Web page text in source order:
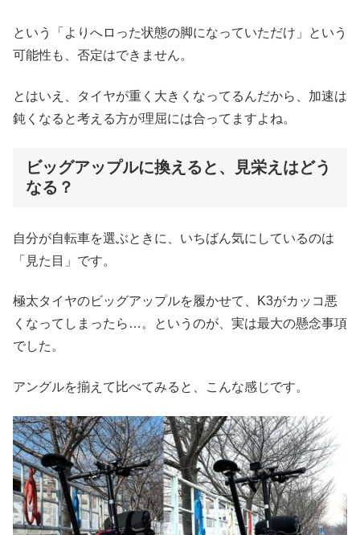
という「よりへロった状態の脚になっていただけ」という
可能性も、否定はできません。
とはいえ、タイヤが重く大きくなってるんだから、加速は
鈍くなると考える方が理屈には合ってますよね。
ビッグアップルに換えると、見栄えはどう
なる？
自分が自転車を選ぶときに、いちばん気にしているのは
「見た目」です。
極太タイヤのビッグアップルを履かせて、K3がカッコ悪
くなってしまったら…。というのが、実は最大の懸念事項
でした。
アングルを揃えて比べてみると、こんな感じです。